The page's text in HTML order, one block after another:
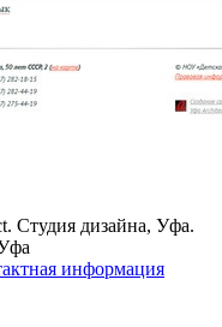
Студия дизайна, Уфа.
информация